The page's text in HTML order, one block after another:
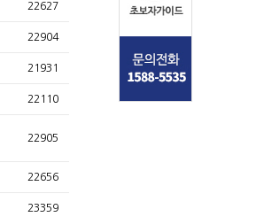
22627
22904
21931
22110
22905
22656
23359